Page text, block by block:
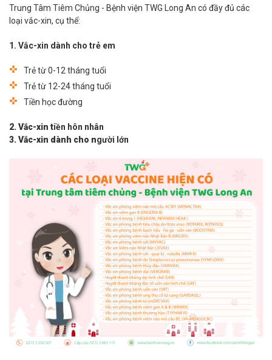
Trung Tâm Tiêm Chủng - Bệnh viện TWG Long An có đầy đủ các
loại vắc-xin, cụ thể:
1. Vắc-xin dành cho trẻ em
Trẻ từ 0-12 tháng tuổi
Trẻ từ 12-24 tháng tuổi
Tiền học đường
2. Vắc-xin tiền hôn nhân
3. Vắc-xin dành cho người lớn